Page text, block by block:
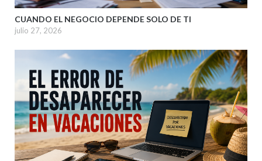
CUANDO EL NEGOCIO DEPENDE SOLO DE TI
julio 27, 2026